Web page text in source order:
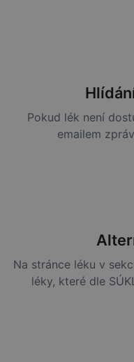
Pokud lék není
emailem
Na stránce léku v
léky, které dle